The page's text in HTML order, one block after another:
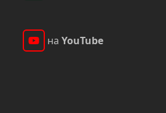
YouTube
наYouTube